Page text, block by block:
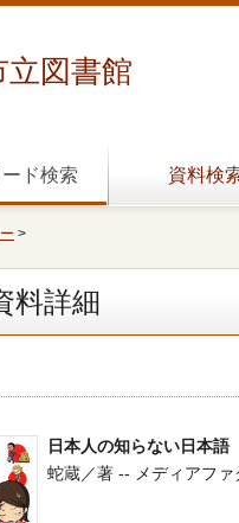
立図書館
ド検索 資料検
>
料詳細
日本人の知らない日本語
蛇蔵／著 -- メディアフ